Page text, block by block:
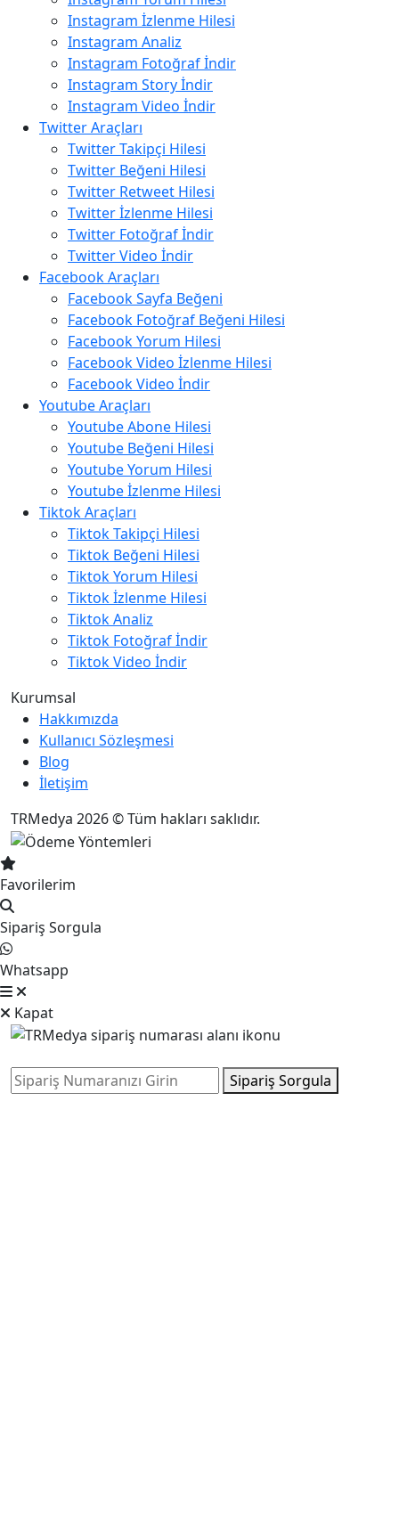
Instagram İzlenme Hilesi
Instagram Analiz
Instagram Fotoğraf İndir
Instagram Story İndir
Instagram Video İndir
Twitter Araçları
Twitter Takipçi Hilesi
Twitter Beğeni Hilesi
Twitter Retweet Hilesi
Twitter İzlenme Hilesi
Twitter Fotoğraf İndir
Twitter Video İndir
Facebook Araçları
Facebook Sayfa Beğeni
Facebook Fotoğraf Beğeni Hilesi
Facebook Yorum Hilesi
Facebook Video İzlenme Hilesi
Facebook Video İndir
Youtube Araçları
Youtube Abone Hilesi
Youtube Beğeni Hilesi
Youtube Yorum Hilesi
Youtube İzlenme Hilesi
Tiktok Araçları
Tiktok Takipçi Hilesi
Tiktok Beğeni Hilesi
Tiktok Yorum Hilesi
Tiktok İzlenme Hilesi
Tiktok Analiz
Tiktok Fotoğraf İndir
Tiktok Video İndir
Kurumsal
Hakkımızda
Kullanıcı Sözleşmesi
Blog
İletişim
TRMedya 2026 © Tüm hakları saklıdır.
Favorilerim
Sipariş Sorgula
Whatsapp
Kapat
Sipariş Sorgula